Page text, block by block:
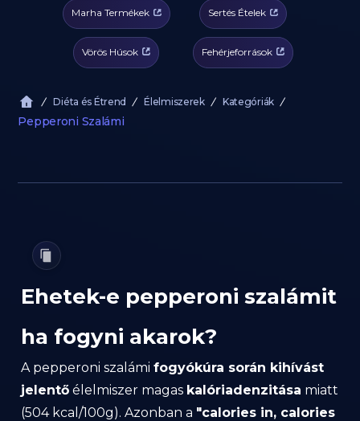
Marha Termékek Sertés Ételek
Vörös Húsok Fehérjeforrások
Diéta és Étrend Élelmiszerek Kategóriák
Pepperoni Szalámi
Ehetek-e pepperoni szalámit
ha fogyni akarok?
A pepperoni szalámi fogyókúra során kihívást
jelentő élelmiszer magas kalóriadenzitása miatt
(504 kcal/100g). Azonban a "calories in, calories